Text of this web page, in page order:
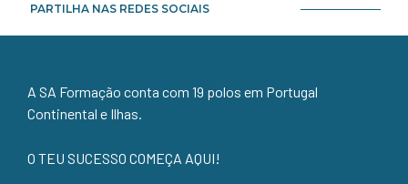
PARTILHA NAS REDES SOCIAIS
A SA Formação conta com 19 polos em Portugal
Continental e Ilhas.
O TEU SUCESSO COMEÇA AQUI!